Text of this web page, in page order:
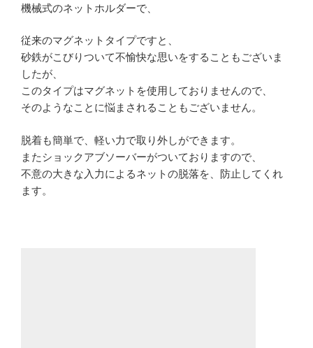
機械式のネットホルダーで、
従来のマグネットタイプですと、
砂鉄がこびりついて不愉快な思いをすることもございま
したが、
このタイプはマグネットを使用しておりませんので、
そのようなことに悩まされることもございません。
脱着も簡単で、軽い力で取り外しができます。
またショックアブソーバーがついておりますので、
不意の大きな入力によるネットの脱落を、防止してくれ
ます。